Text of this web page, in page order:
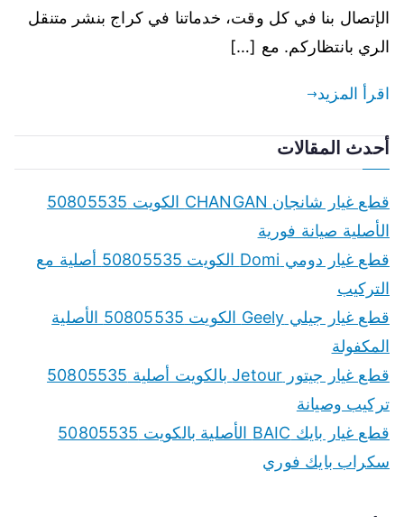
الإتصال بنا في كل وقت، خدماتنا في كراج بنشر متنقل
الري بانتظاركم. مع […]
اقرأ المزيد
أحدث المقالات
قطع غيار شانجان CHANGAN الكويت 50805535
الأصلية صيانة فورية
قطع غيار دومي Domi الكويت 50805535 أصلية مع
التركيب
قطع غيار جيلي Geely الكويت 50805535 الأصلية
المكفولة
قطع غيار جيتور Jetour بالكويت أصلية 50805535
تركيب وصيانة
قطع غيار بايك BAIC الأصلية بالكويت 50805535
سكراب بايك فوري